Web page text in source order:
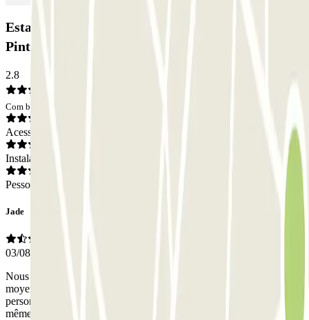
Estacionamento CLÜBO Costa Adeje – Playa La
Pinta: Opiniões
2.8
Com base em 2 opiniões
Acesso
Instalações
Pessoal
Jade
03/08/2026
Nous avons loué 3 jours de parking, et malgré le QR code pas
moyen de sortir du parking. Obligés d’appeler l’assistance car
personne sur place, ils nous disent que c’est réglé et le lendemain
même problème. Pas très pratique cette reconnaissance de plaque